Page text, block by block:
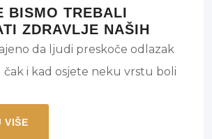
BISMO TREBALI
ZDRAVLJE NAŠIH
da ljudi preskoče odlazak
i kad osjete neku vrstu boli
dok se ne pogorša samo do
VIŠE